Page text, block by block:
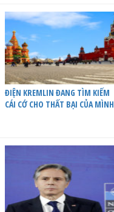
ĐIỆN KREMLIN ĐANG TÌM KIẾM
CÁI CỚ CHO THẤT BẠI CỦA MÌNH